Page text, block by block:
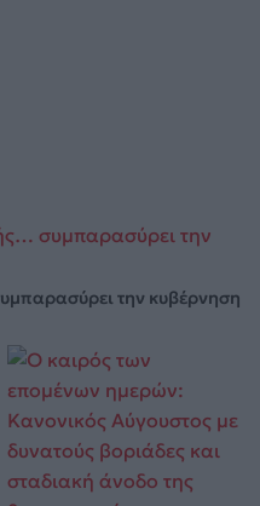
την κυβέρνηση